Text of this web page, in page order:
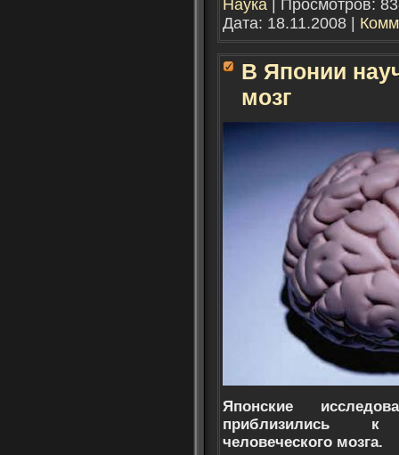
Наука | Просмотров:
Дата: 18.11.2008 |
В Японии
мозг
Японские
приблизились к
человеческого мозга.